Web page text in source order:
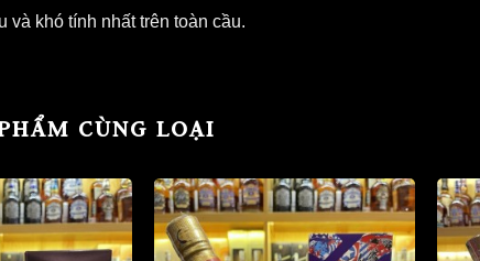
khó tính nhất trên toàn cầu.
CÙNG LOẠI